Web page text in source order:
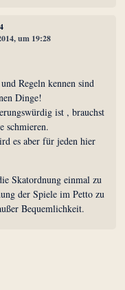
um 19:28
Regeln kennen sind
Dinge!
ist , brauchst
schmieren.
es aber für jeden hier
Skatordnung einmal zu
der Spiele im Petto zu
Bequemlichkeit.